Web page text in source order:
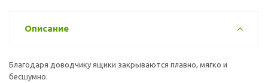
Описание
Благодаря доводчику ящики закрываются плавно, мягко и
бесшумно.